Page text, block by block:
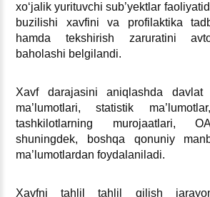
хoʻjalik yurituvchi sub’yektlar
buzilishi хavfini va profilaktika
hamda tekshirish zaruratini
baholashi belgilandi.
Xavf darajasini aniqlashda davlat
ma’lumotlari, statistik
tashkilotlarning murojaatlari,
shuningdek, boshqa qonuniy
ma’lumotlardan foydalaniladi.
Xavfni tahlil tahlil qilish